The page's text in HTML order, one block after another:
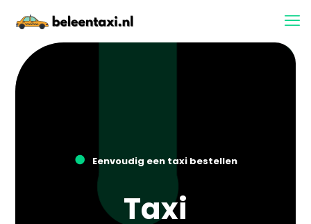
● Eenvoudig een taxi bestellen
Taxi